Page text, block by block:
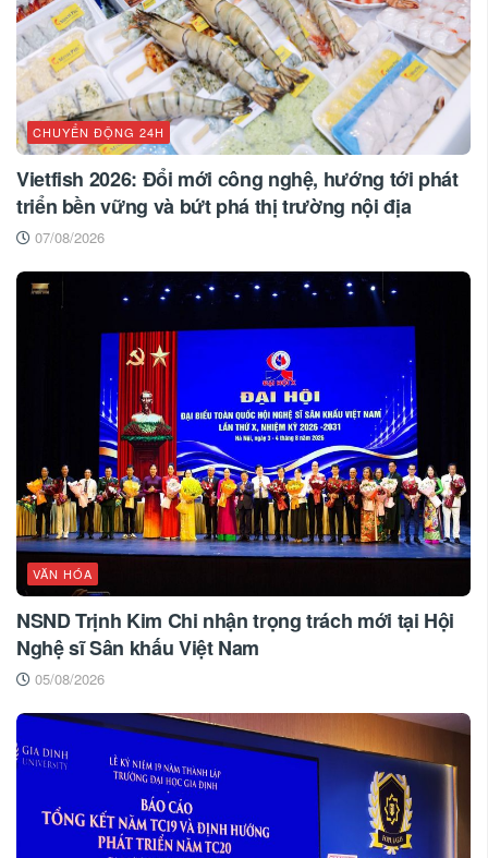
CHUYỂN ĐỘNG 24H
Vietfish 2026: Đổi mới công nghệ, hướng tới phát
triển bền vững và bứt phá thị trường nội địa
07/08/2026
VĂN HÓA
NSND Trịnh Kim Chi nhận trọng trách mới tại Hội
Nghệ sĩ Sân khấu Việt Nam
05/08/2026